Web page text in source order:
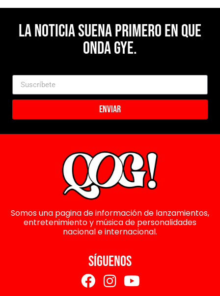
La noticia suena primero en Que
Onda Gye.
Enviar
Somos una pagina de información de lanzamientos,
entretenimiento y música de personalidades
nacional e internacional.
SÍGUENOS